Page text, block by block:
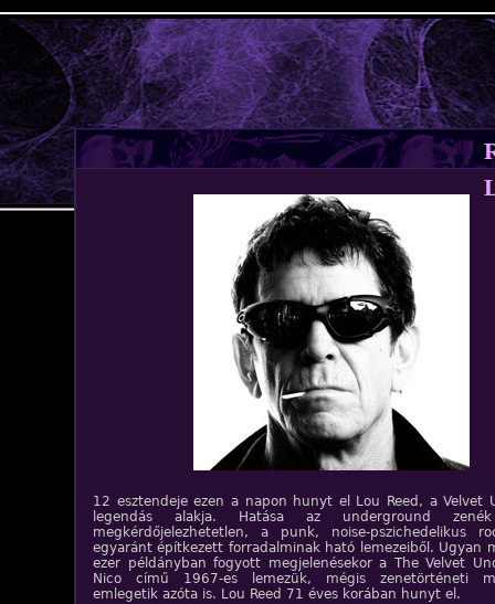
Jump to navigation
12 esztendeje ezen a napon hunyt el Lou Reed, a Velvet
legendás alakja. Hatása az underground zenék
megkérdőjelezhetetlen, a punk, noise-pszichedelikus
egyaránt építkezett forradalminak ható lemezeiből. Ugyan
ezer példányban fogyott megjelenésekor a The Velvet
Nico című 1967-es lemezük, mégis zenetörténeti
emlegetik azóta is. Lou Reed 71 éves korában hunyt el.